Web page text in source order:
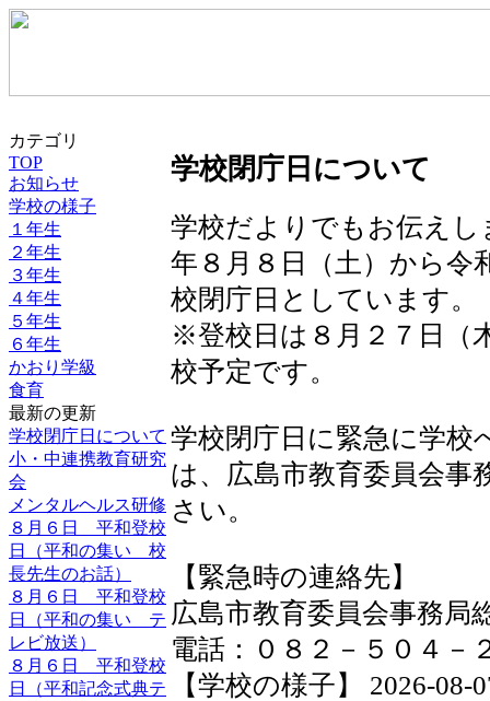
カテゴリ
TOP
お知らせ
学校の様子
１年生
２年生
３年生
４年生
５年生
６年生
かおり学級
食育
最新の更新
学校閉庁日について
小・中連携教育研究
会
メンタルヘルス研修
８月６日 平和登校
日（平和の集い 校
長先生のお話）
８月６日 平和登校
日（平和の集い テ
レビ放送）
８月６日 平和登校
日（平和記念式典テ
学校閉庁日について
学校だよりでもお伝え
年８月８日（土）から令
校閉庁日としています。
※登校日は８月２７日（
校予定です。
学校閉庁日に緊急に学校
は、広島市教育委員会事
さい。
【緊急時の連絡先】
広島市教育委員会事務局
電話：０８２－５０４－
【学校の様子】 2026-08-